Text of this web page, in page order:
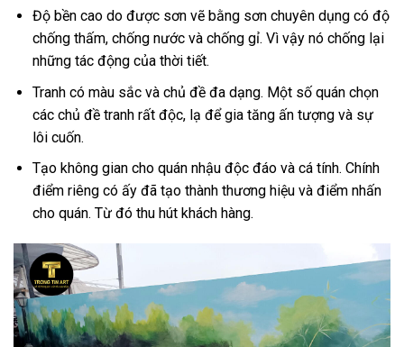
Độ bền cao do được sơn vẽ bằng sơn chuyên dụng có độ
chống thấm, chống nước và chống gỉ. Vì vậy nó chống lại
những tác động của thời tiết.
Tranh có màu sắc và chủ đề đa dạng. Một số quán chọn
các chủ đề tranh rất độc, lạ để gia tăng ấn tượng và sự
lôi cuốn.
Tạo không gian cho quán nhậu độc đáo và cá tính. Chính
điểm riêng có ấy đã tạo thành thương hiệu và điểm nhấn
cho quán. Từ đó thu hút khách hàng.